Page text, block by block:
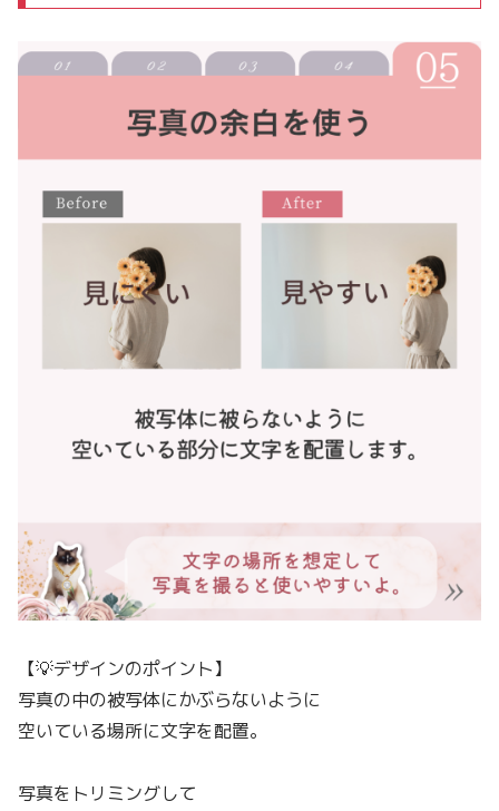
【💡デザインのポイント】
写真の中の被写体にかぶらないように
空いている場所に文字を配置。
写真をトリミングして